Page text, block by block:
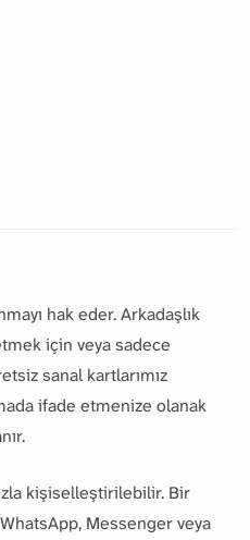
hak eder. Arkadaşlık
için veya sadece
sanal kartlarımız
ifade etmenize olanak
kişiselleştirilebilir. Bir
Messenger veya